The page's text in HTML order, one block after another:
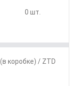
0 шт.
коробке) / ZTD